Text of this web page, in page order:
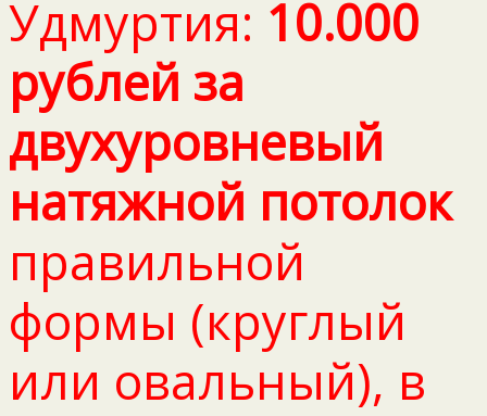
Удмуртия: 10.000
рублей за
двухуровневый
натяжной потолок
правильной
формы (круглый
или овальный), в